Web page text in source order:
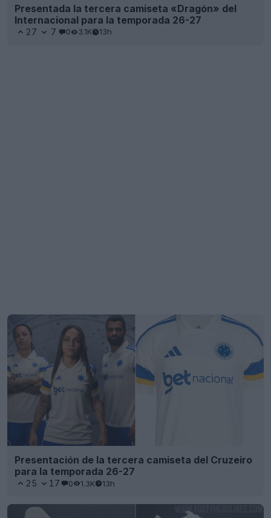
Presentada la tercera camiseta «Dragón» del
Internacional para la temporada 26-27
27 7 0 3.1K 13h
Presentación de la tercera camiseta del Cruzeiro
para la temporada 26-27
25 17 0 1.3K 13h